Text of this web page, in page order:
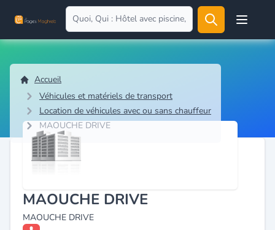
Open
Accueil
Véhicules et matériels de transport
Location de véhicules avec ou sans chauffeur
MAOUCHE DRIVE
MAOUCHE DRIVE
MAOUCHE DRIVE